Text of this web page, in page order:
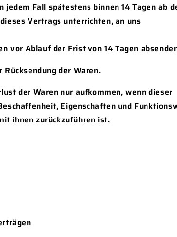
Fall spätestens binnen 14 Tagen ab
Vertrags unterrichten, an uns
vor Ablauf der Frist von 14 Tagen
der Waren.
der Waren nur aufkommen, wenn dieser
Eigenschaften und
ihnen zurückzuführen ist.